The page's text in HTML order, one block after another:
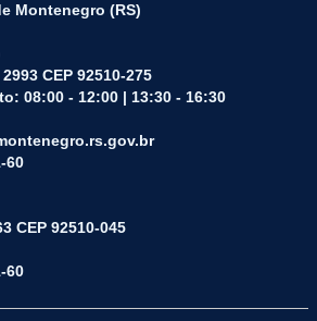
Montenegro (RS)
CEP 92510-275
08:00 - 12:00 | 13:30 - 16:30
60
CEP 92510-045
60